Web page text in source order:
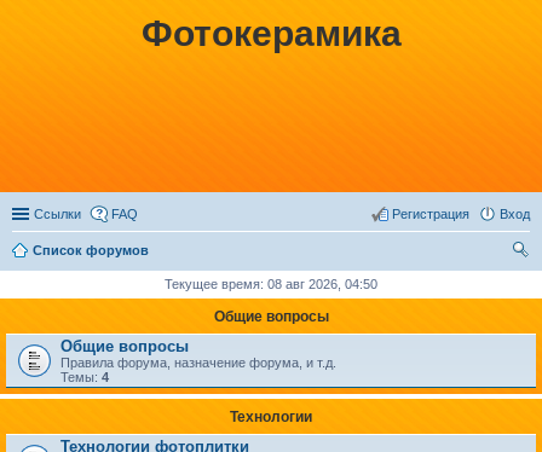
Фотокерамика
Ссылки FAQ Вход
Регистрация
Список форумов
Текущее время: 08 авг 2026, 04:50
Общие вопросы
Общие вопросы
Правила форума, назначение форума, и т.д.
Темы: 4
Технологии
Технологии фотоплитки